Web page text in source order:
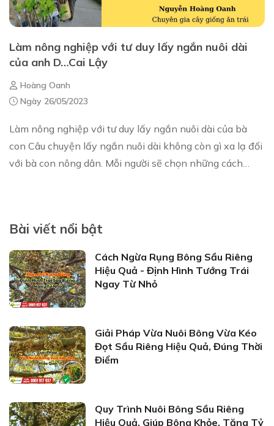
Làm nông nghiệp với tư duy lấy ngắn nuôi dài
của anh D…Cai Lậy
Hoàng Oanh
Ngày 26/05/2023
Làm nông nghiệp với tư duy lấy ngắn nuôi dài của bà
con Câu chuyện lấy ngắn nuôi dài không còn gì xa lạ đối
với bà con nông dân. Mỗi người sẽ chọn những cách
Bài viết nổi bật
Cách Ngừa Rụng Bông Sầu Riêng
Hiệu Quả - Định Hình Tướng Trái
Ngay Từ Nhỏ
Giải Pháp Vừa Nuôi Bông Vừa Kéo
Đọt Sầu Riêng Hiệu Quả, Đúng Thời
Điểm
Quy Trình Nuôi Bông Sầu Riêng
Hiệu Quả, Giúp Bông Khỏe, Tăng Tỷ